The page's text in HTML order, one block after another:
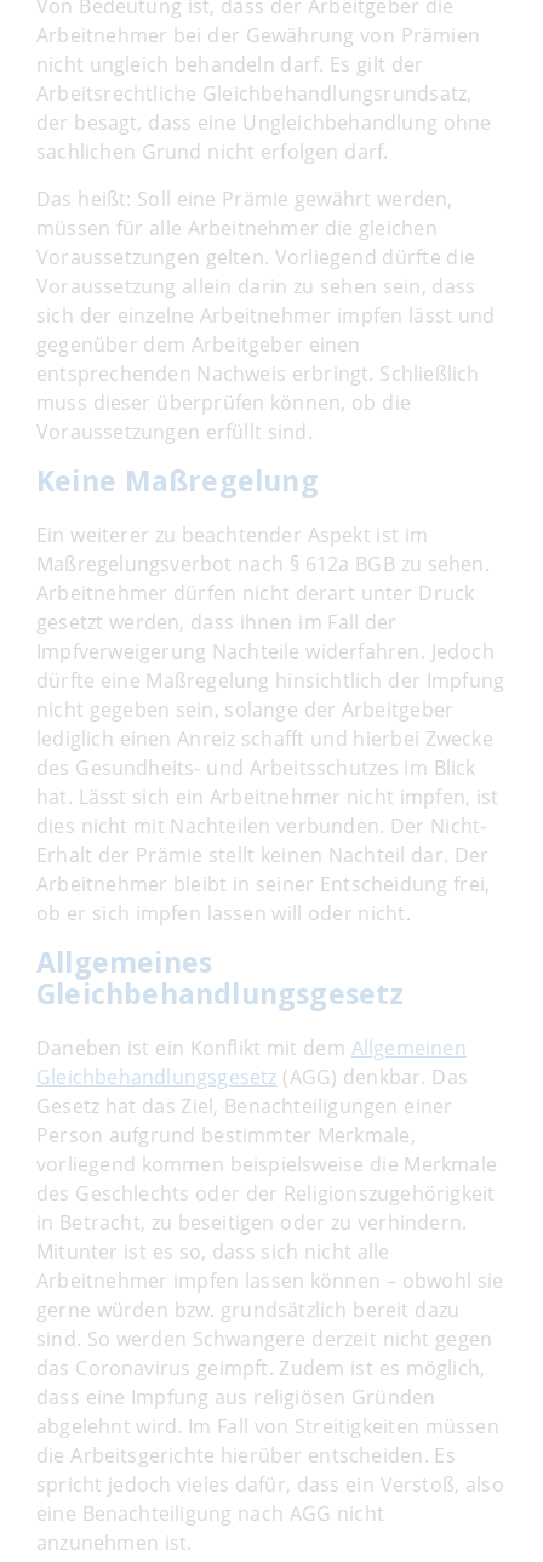
Von Bedeutung ist, dass der Arbeitgeber die
Arbeitnehmer bei der Gewährung von Prämien
nicht ungleich behandeln darf. Es gilt der
Arbeitsrechtliche Gleichbehandlungsrundsatz,
der besagt, dass eine Ungleichbehandlung ohne
sachlichen Grund nicht erfolgen darf.
Das heißt: Soll eine Prämie gewährt werden,
müssen für alle Arbeitnehmer die gleichen
Voraussetzungen gelten. Vorliegend dürfte die
Voraussetzung allein darin zu sehen sein, dass
sich der einzelne Arbeitnehmer impfen lässt und
gegenüber dem Arbeitgeber einen
entsprechenden Nachweis erbringt. Schließlich
muss dieser überprüfen können, ob die
Voraussetzungen erfüllt sind.
Keine Maßregelung
Ein weiterer zu beachtender Aspekt ist im
Maßregelungsverbot nach § 612a BGB zu sehen.
Arbeitnehmer dürfen nicht derart unter Druck
gesetzt werden, dass ihnen im Fall der
Impfverweigerung Nachteile widerfahren. Jedoch
dürfte eine Maßregelung hinsichtlich der Impfung
nicht gegeben sein, solange der Arbeitgeber
lediglich einen Anreiz schafft und hierbei Zwecke
des Gesundheits- und Arbeitsschutzes im Blick
hat. Lässt sich ein Arbeitnehmer nicht impfen, ist
dies nicht mit Nachteilen verbunden. Der Nicht-
Erhalt der Prämie stellt keinen Nachteil dar. Der
Arbeitnehmer bleibt in seiner Entscheidung frei,
ob er sich impfen lassen will oder nicht.
Allgemeines
Gleichbehandlungsgesetz
Daneben ist ein Konflikt mit dem Allgemeinen
Gleichbehandlungsgesetz (AGG) denkbar. Das
Gesetz hat das Ziel, Benachteiligungen einer
Person aufgrund bestimmter Merkmale,
vorliegend kommen beispielsweise die Merkmale
des Geschlechts oder der Religionszugehörigkeit
in Betracht, zu beseitigen oder zu verhindern.
Mitunter ist es so, dass sich nicht alle
Arbeitnehmer impfen lassen können – obwohl sie
gerne würden bzw. grundsätzlich bereit dazu
sind. So werden Schwangere derzeit nicht gegen
das Coronavirus geimpft. Zudem ist es möglich,
dass eine Impfung aus religiösen Gründen
abgelehnt wird. Im Fall von Streitigkeiten müssen
die Arbeitsgerichte hierüber entscheiden. Es
spricht jedoch vieles dafür, dass ein Verstoß, also
eine Benachteiligung nach AGG nicht
anzunehmen ist.